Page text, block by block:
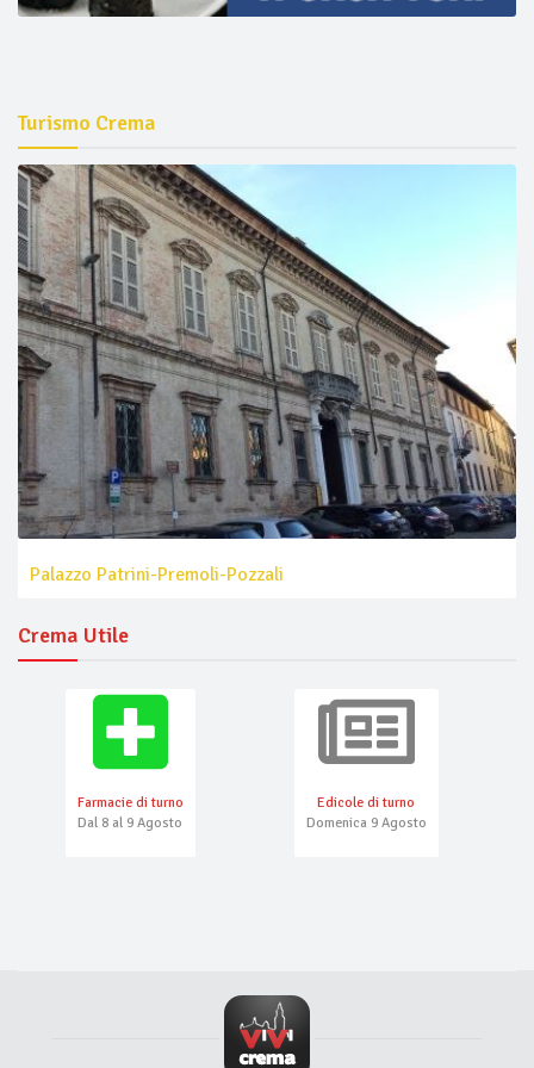
Turismo Crema
Palazzo Patrini-Premoli-Pozzali
Crema Utile
Farmacie di turno
Dal 8 al 9 Agosto
Edicole di turno
Domenica 9 Agosto